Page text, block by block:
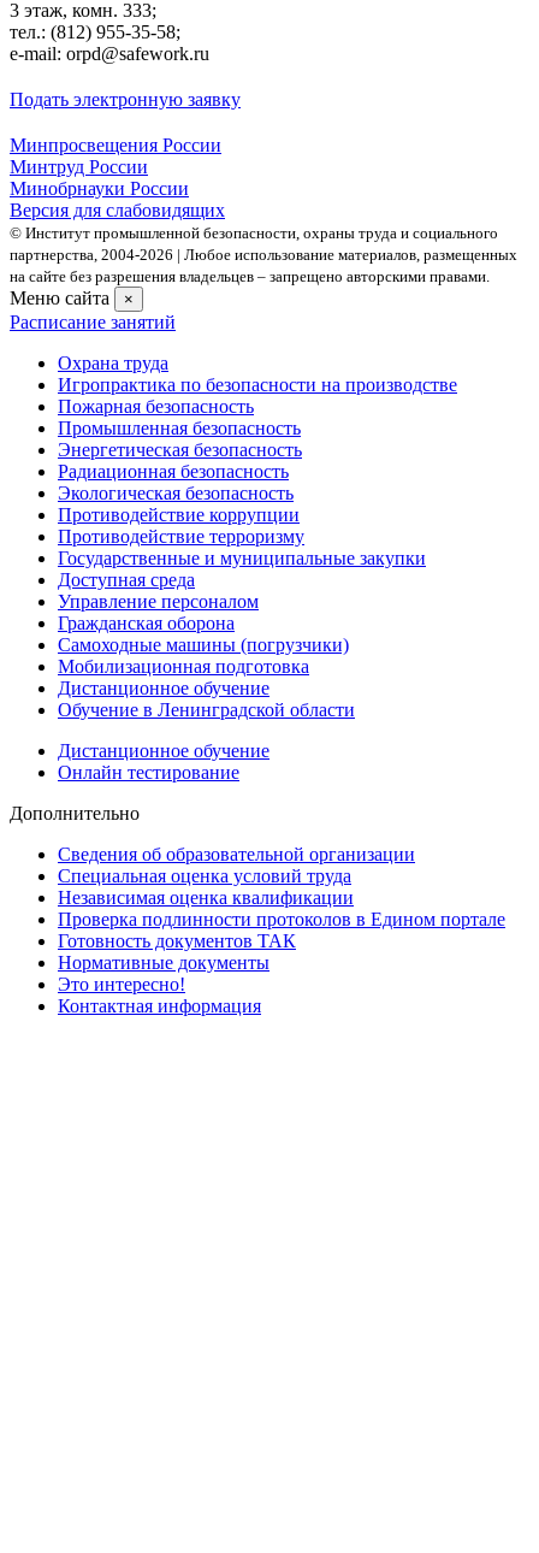
3 этаж, комн. 333;
тел.: (812) 955-35-58;
e-mail: orpd@safework.ru
Подать электронную заявку
Минпросвещения России
Минтруд России
Минобрнауки России
Версия для слабовидящих
© Институт промышленной безопасности, охраны труда и социального
партнерства, 2004- 2026 | Любое использование материалов, размещенных
на сайте без разрешения владельцев – запрещено авторскими правами.
Меню сайта ×
Расписание занятий
Охрана труда
Игропрактика по безопасности на производстве
Пожарная безопасность
Промышленная безопасность
Энергетическая безопасность
Радиационная безопасность
Экологическая безопасность
Противодействие коррупции
Противодействие терроризму
Государственные и муниципальные закупки
Доступная среда
Управление персоналом
Гражданская оборона
Самоходные машины (погрузчики)
Мобилизационная подготовка
Дистанционное обучение
Обучение в Ленинградской области
Дистанционное обучение
Онлайн тестирование
Дополнительно
Сведения об образовательной организации
Cпециальная оценка условий труда
Независимая оценка квалификации
Проверка подлинности протоколов в Едином портале
Готовность документов ТАК
Нормативные документы
Это интересно!
Контактная информация